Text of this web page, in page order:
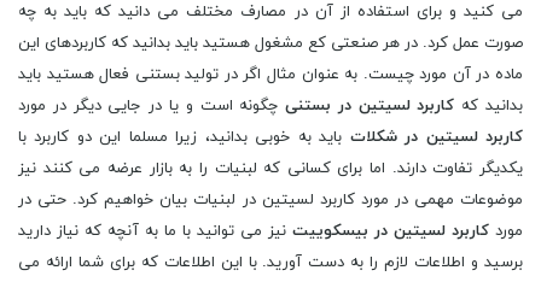
می کنید و برای استفاده از آن در مصارف مختلف می دانید که باید به چه
صورت عمل کرد. در هر صنعتی کع مشغول هستید باید بدانید که کاربردهای این
ماده در آن مورد چیست. به عنوان مثال اگر در تولید بستنی فعال هستید باید
بدانید که کاربرد لسیتین در بستنی چگونه است و یا در جایی دیگر در مورد
کاربرد لسیتین در شکلات باید به خوبی بدانید، زیرا مسلما این دو کاربرد با
یکدیگر تفاوت دارند. اما برای کسانی که لبنیات را به بازار عرضه می کنند نیز
موضوعات مهمی در مورد کاربرد لسیتین در لبنیات بیان خواهیم کرد. حتی در
مورد کاربرد لسیتین در بیسکوییت نیز می توانید با ما به آنچه که نیاز دارید
برسید و اطلاعات لازم را به دست آورید. با این اطلاعات که برای شما ارائه می